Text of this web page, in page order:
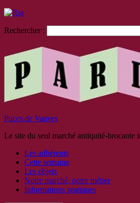
Rechercher :
Puces de Vanves
Le site du seul marché antiquité-brocante
Les adhérents
Cette semaine
Les objets
Notre marché, notre métier
Informations pratiques